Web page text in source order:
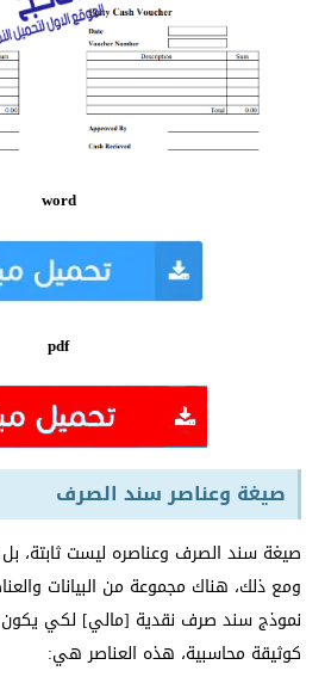
word
pdf
صيغة وعناصر سند الصرف
صيغة سند الصرف وعناصره ليست ثابتة،
ومع ذلك، هناك مجموعة من البيانات
نموذج سند صرف نقدية [مالي] لكي يكون
كوثيقة محاسبية، هذه العناصر هي: